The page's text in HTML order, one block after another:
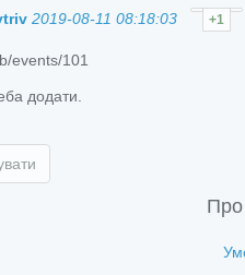
2019-08-11 08:18:03 +1
events/101
додати.